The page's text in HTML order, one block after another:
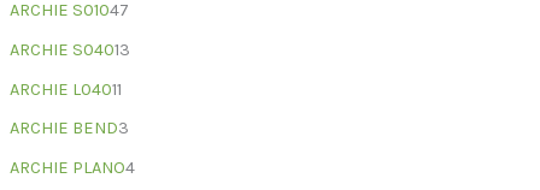
ARCHIE S01047
ARCHIE S04013
ARCHIE L04011
ARCHIE BEND3
ARCHIE PLANO4